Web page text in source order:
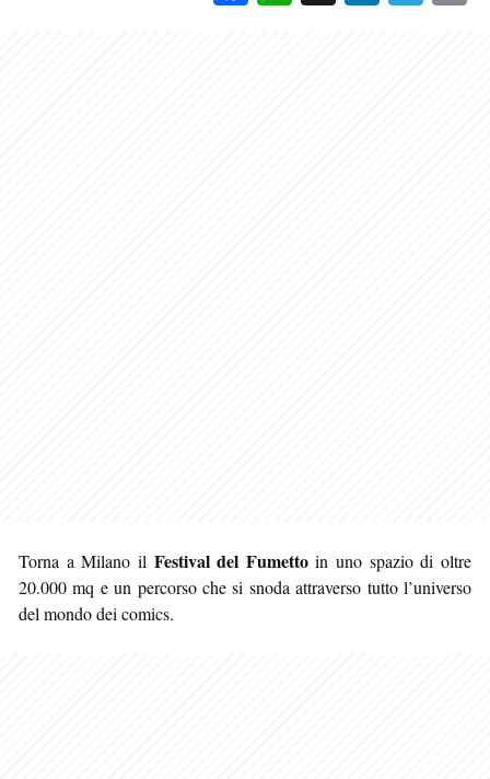
Torna a Milano il Festival del Fumettoin uno spazio di oltre
20.000 mq e un percorso che si snoda attraverso tutto l’universo
del mondo dei comics.